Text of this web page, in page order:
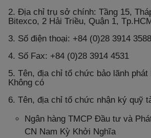
2. Địa chỉ trụ sở chính: Tầng 15,
Bitexco, 2 Hải Triều, Quận 1,
3. Số điện thoại: +84 (0)28 3914 3588
4. Số Fax: +84 (0)28 3914 4531
5. Tên, địa chỉ tổ chức bảo lãnh phát
Không có
6. Tên, địa chỉ tổ chức nhận ký quỹ
Ngân hàng TMCP Đầu tư và
CN Nam Kỳ Khởi Nghĩa